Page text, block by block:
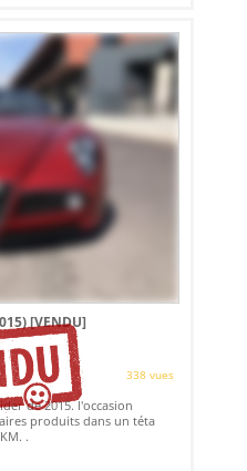
[VENDU]
338 vues
de 2015. l'occasion
produits dans un téta
.